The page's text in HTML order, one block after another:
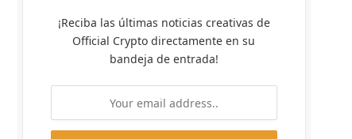
¡Reciba las últimas noticias creativas de
Official Crypto directamente en su
bandeja de entrada!